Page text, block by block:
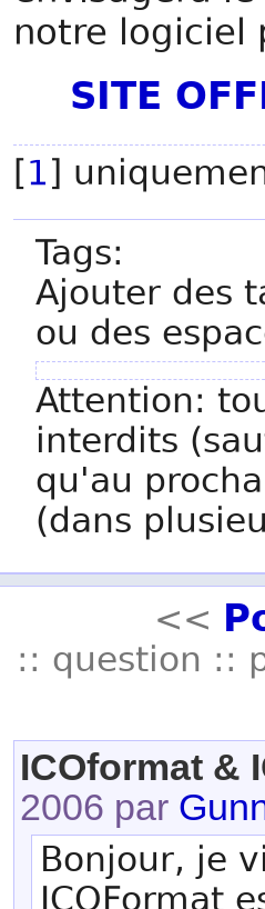
notre logiciel
SITE
[1]
Tags:
Ajouter des
ou des
Attention:
interdits
qu'au
(dans
<<
:: question ::
ICOformat &
2006 par
Bonjour, je